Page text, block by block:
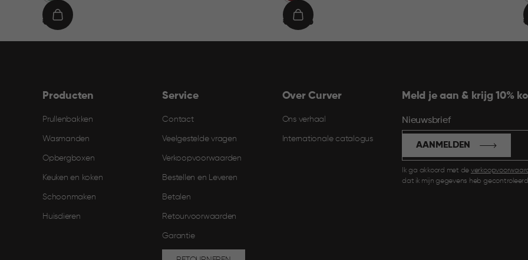
€€ 9,95
IN
€€ 19,95
IN
€
Producten
Prullenbakken
Wasmanden
Opbergboxen
Keuken en koken
Schoonmaken
Huisdieren
Service
Contact
Veelgestelde vragen
Verkoopvoorwaarden
Bestellen en Leveren​
Betalen
Retourvoorwaarden
Garantie
Over Curver
Ons verhaal
Internationale catalogus
Meld je aan & krijg 10%
Nieuwsbrief
Ik ga akkoord met de
dat ik mijn gegevens heb
AANMELDEN